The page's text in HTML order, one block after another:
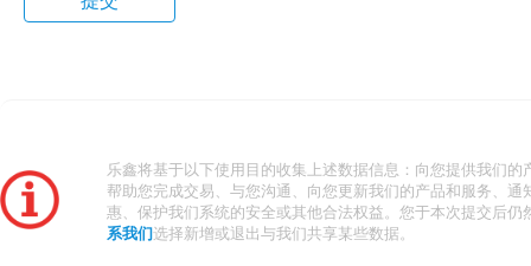
乐鑫将基于以下使用目的收集上述数据信息：向您提供我们的
帮助您完成交易、与您沟通、向您更新我们的产品和服务、通
惠、保护我们系统的安全或其他合法权益。您于本次提交后仍
系我们 选择新增或退出与我们共享某些数据。